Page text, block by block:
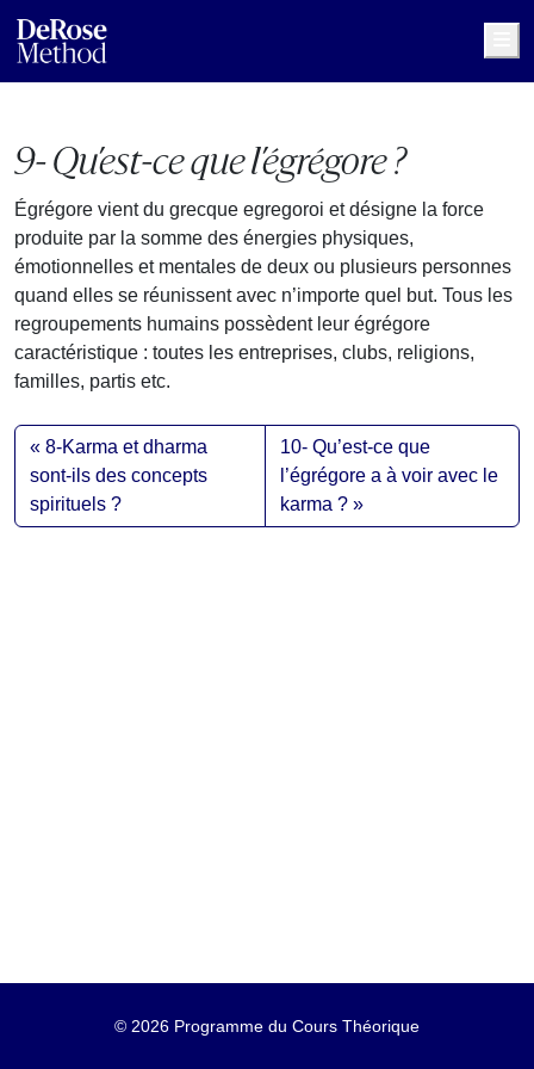
9- Qu’est-ce que l’égrégore ?
Égrégore vient du grecque egregoroi et désigne la force
produite par la somme des énergies physiques,
émotionnelles et mentales de deux ou plusieurs personnes
quand elles se réunissent avec n’importe quel but. Tous les
regroupements humains possèdent leur égrégore
caractéristique : toutes les entreprises, clubs, religions,
familles, partis etc.
8-Karma et dharma
sont-ils des concepts
spirituels ?
10- Qu’est-ce que
l’égrégore a à voir avec le
karma ?
© 2026 Programme du Cours Théorique